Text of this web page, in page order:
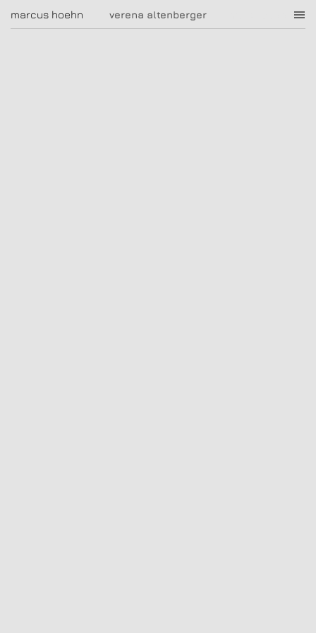
verena altenberger
marcus hoehn marcus hoehn
|